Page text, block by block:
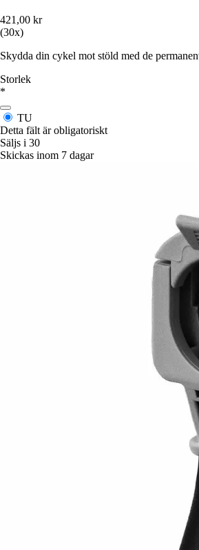
421,00 kr
(30x)
Skydda din cykel mot stöld med de
Storlek
*
TU
Detta fält är obligatoriskt
Säljs i 30
Skickas inom 7 dagar